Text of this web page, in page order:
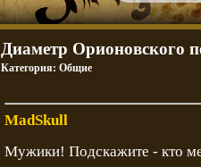
Диаметр Орионовского
Категория: Общие
MadSkull
Мужики! Подскажите - кто